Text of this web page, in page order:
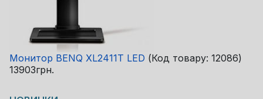
Монитор BENQ XL2411T LED (Код товару: 12086)
13903грн.